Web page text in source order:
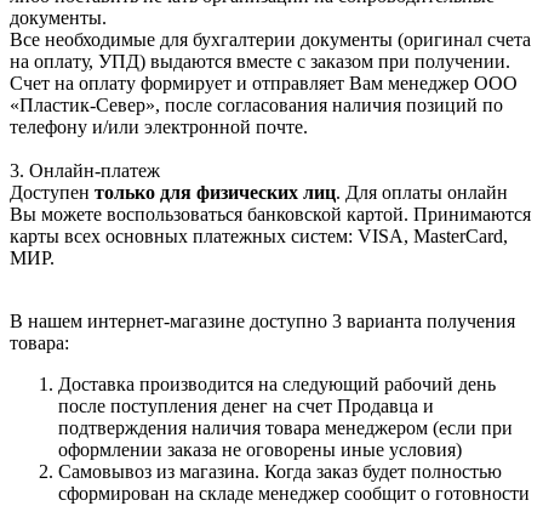
документы.
Все необходимые для бухгалтерии документы (оригинал счета
на оплату, УПД) выдаются вместе с заказом при получении.
Счет на оплату формирует и отправляет Вам менеджер ООО
«Пластик-Север», после согласования наличия позиций по
телефону и/или электронной почте.
3. Онлайн-платеж
Доступен только для физических лиц. Для оплаты онлайн
Вы можете воспользоваться банковской картой. Принимаются
карты всех основных платежных систем: VISA, MasterCard,
МИР.
В нашем интернет-магазине доступно 3 варианта получения
товара:
Доставка производится на следующий рабочий день
после поступления денег на счет Продавца и
подтверждения наличия товара менеджером (если при
оформлении заказа не оговорены иные условия)
Самовывоз из магазина. Когда заказ будет полностью
сформирован на складе менеджер сообщит о готовности